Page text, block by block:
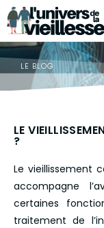
LE BLOG
LE
?
Le vieillissement
accompagne
certaines
traitement de